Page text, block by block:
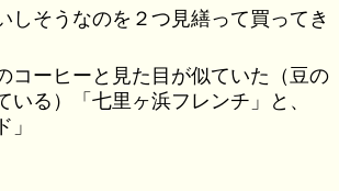
しそうなのを２つ見繕って買ってき
コーヒーと見た目が似ていた（豆の
いる）「七里ヶ浜フレンチ」と、
」